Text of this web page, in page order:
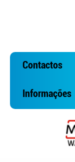
Contactos
Informações